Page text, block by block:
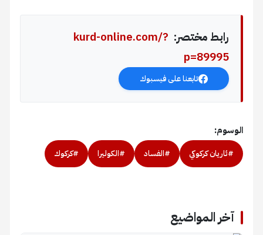
رابط مختصر: kurd-online.com/?
p=89995
تابعنا على فيسبوك
الوسوم:
#ئاريان كركوكي #الفساد #الكوليرا #كركوك
آخر المواضيع